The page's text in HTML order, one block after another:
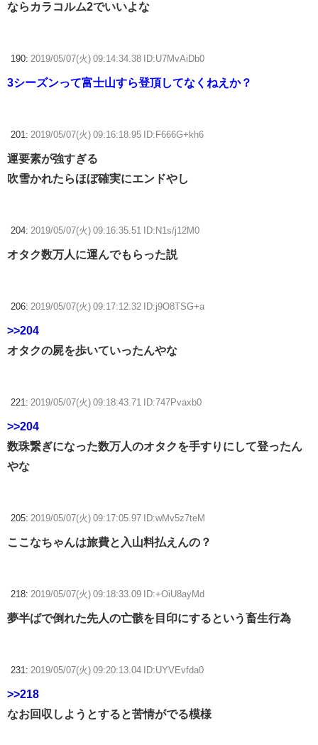
ならカラコルム2でいいよな
190: 2019/05/07(火) 09:14:34.38 ID:U7MvAiDb0
3シーズンって富士山すら登頂してなくねえか？
201: 2019/05/07(火) 09:16:18.95 ID:F666G+kh6
運要素が強すぎる
吹雪かれたらほぼ確実にエンドやし
204: 2019/05/07(火) 09:16:35.51 ID:N1s/j12M0
オタク数万人に運んでもらった説
206: 2019/05/07(火) 09:17:12.32 ID:j9O8TSG+a
>>204
オタクの屍を歩いていったんやな
221: 2019/05/07(火) 09:18:43.71 ID:747Pvaxb0
>>204
数珠繋ぎになった数万人のオタクを手すりにして登ったん
やな
205: 2019/05/07(火) 09:17:05.97 ID:wMv5z7teM
ここなちゃんは旅費と入山料払えんの？
218: 2019/05/07(火) 09:18:33.09 ID:+OiU8ayMd
夢半ばで倒れた先人の亡骸を目印にするという畜生行為
231: 2019/05/07(火) 09:20:13.04 ID:UYVEvfda0
>>218
なお回収しようとすると苦情がでる模様